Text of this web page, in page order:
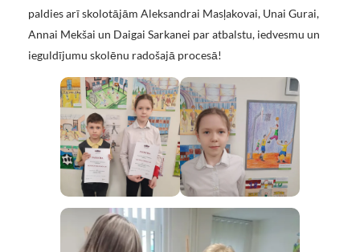
paldies arī skolotājām Aleksandrai Masļakovai, Unai Gurai,
Annai Mekšai un Daigai Sarkanei par atbalstu, iedvesmu un
ieguldījumu skolēnu radošajā procesā!